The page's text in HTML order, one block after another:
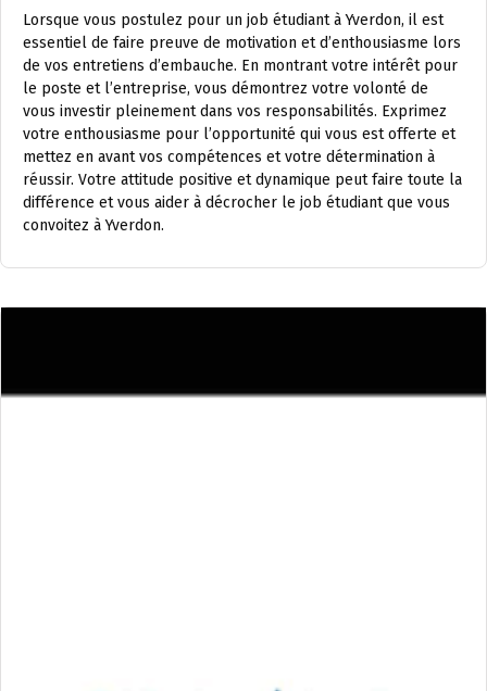
Lorsque vous postulez pour un job étudiant à Yverdon, il est
essentiel de faire preuve de motivation et d’enthousiasme lors
de vos entretiens d’embauche. En montrant votre intérêt pour
le poste et l’entreprise, vous démontrez votre volonté de
vous investir pleinement dans vos responsabilités. Exprimez
votre enthousiasme pour l’opportunité qui vous est offerte et
mettez en avant vos compétences et votre détermination à
réussir. Votre attitude positive et dynamique peut faire toute la
différence et vous aider à décrocher le job étudiant que vous
convoitez à Yverdon.